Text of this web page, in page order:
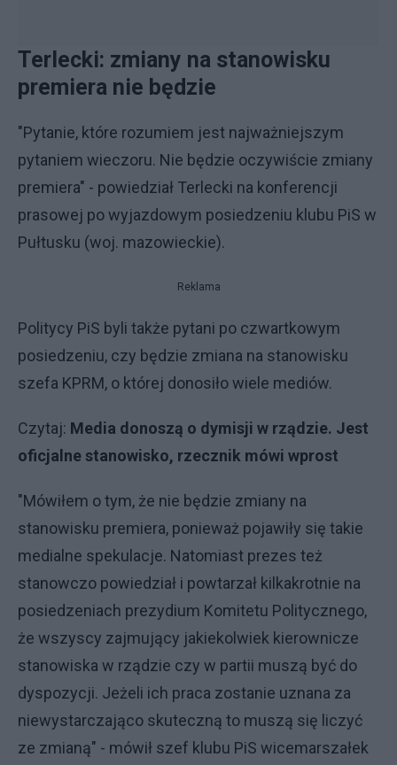
Terlecki: zmiany na stanowisku
premiera nie będzie
"Pytanie, które rozumiem jest najważniejszym
pytaniem wieczoru. Nie będzie oczywiście zmiany
premiera" - powiedział Terlecki na konferencji
prasowej po wyjazdowym posiedzeniu klubu PiS w
Pułtusku (woj. mazowieckie).
Reklama
Politycy PiS byli także pytani po czwartkowym
posiedzeniu, czy będzie zmiana na stanowisku
szefa KPRM, o której donosiło wiele mediów.
Czytaj: Media donoszą o dymisji w rządzie. Jest
oficjalne stanowisko, rzecznik mówi wprost
"Mówiłem o tym, że nie będzie zmiany na
stanowisku premiera, ponieważ pojawiły się takie
medialne spekulacje. Natomiast prezes też
stanowczo powiedział i powtarzał kilkakrotnie na
posiedzeniach prezydium Komitetu Politycznego,
że wszyscy zajmujący jakiekolwiek kierownicze
stanowiska w rządzie czy w partii muszą być do
dyspozycji. Jeżeli ich praca zostanie uznana za
niewystarczająco skuteczną to muszą się liczyć
ze zmianą" - mówił szef klubu PiS wicemarszałek